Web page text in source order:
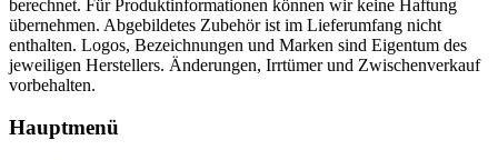
berechnet. Für Produktinformationen können wir keine Haftung
übernehmen. Abgebildetes Zubehör ist im Lieferumfang nicht
enthalten. Logos, Bezeichnungen und Marken sind Eigentum des
jeweiligen Herstellers. Änderungen, Irrtümer und Zwischenverkauf
vorbehalten.
Hauptmenü